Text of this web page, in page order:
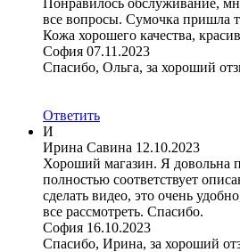
все вопросы. Сумочка пришла
Кожа хорошего качества,
София 07.11.2023
Спасибо, Ольга, за хороший
Ответить
И
Ирина Савина 12.10.2023
Хороший магазин. Я довольна
полностью соответствует
сделать видео, это очень
все рассмотреть. Спасибо.
София 16.10.2023
Спасибо, Ирина, за хороший